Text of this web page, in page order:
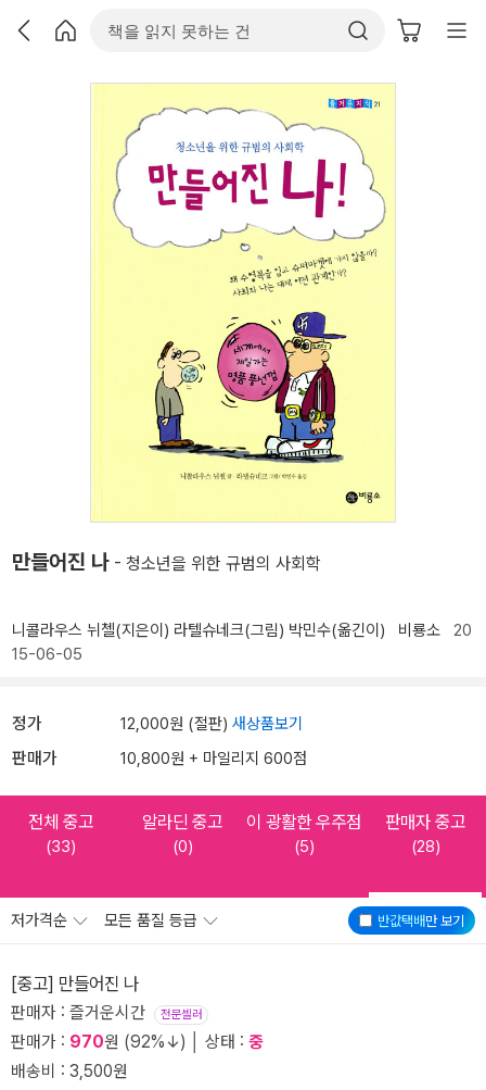
만들어진 나 - 청소년을 위한 규범의 사회학
니콜라우스 뉘첼(지은이) 라텔슈네크(그림) 박민수(옮긴이) 비룡소 20
15-06-05
정가 12,000원 (절판) 새상품보기
판매가 10,800원 + 마일리지 600점
전체 중고
(33)
알라딘 중고
(0)
이 광활한 우주점
(5)
판매자 중고
(28)
반값택배만 보기
저가격순 모든 품질 등급
[중고] 만들어진 나
판매자 : 즐거운시간 전문셀러
판매가 : 970원 (92%↓) │ 상태 : 중
배송비 : 3,500원